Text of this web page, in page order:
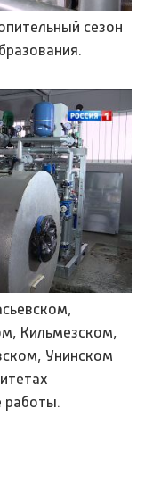
сезон
Кильмезском,
Унинском